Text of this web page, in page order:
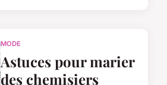
MODE
Astuces pour marier
des chemisiers